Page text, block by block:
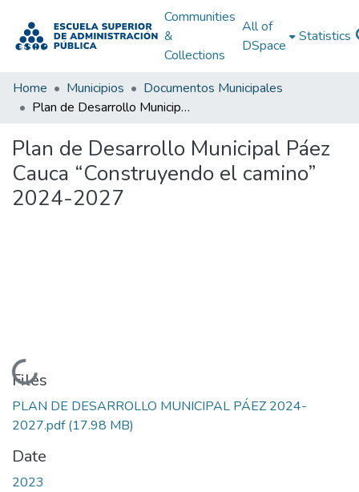
Communities
&
Collections
All of
DSpace
Statistics
Home Municipios
Documentos Municipales
Plan de Desarrollo Municipal Páez Cauca “Construyendo el camino” 2024-2027
Plan de Desarrollo Municipal Páez
Cauca “Construyendo el camino”
2024-2027
Loading...
Files
PLAN DE DESARROLLO MUNICIPAL PÁEZ 2024-
2027.pdf(17.98 MB)
Date
2023